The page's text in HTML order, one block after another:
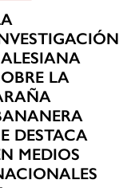
LA
DESTACA
MEDIOS